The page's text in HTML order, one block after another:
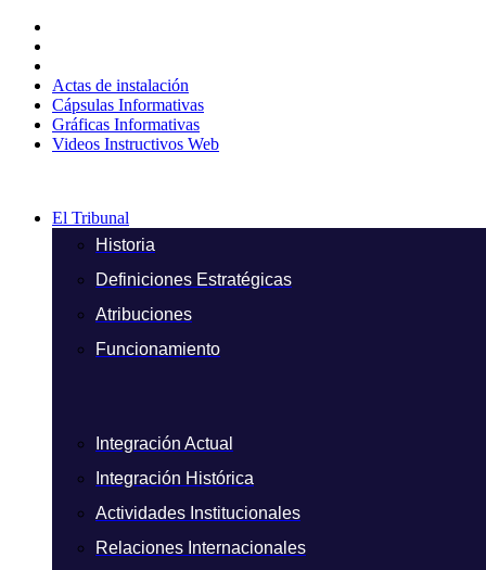
contenido
Actas de instalación
Cápsulas Informativas
Gráficas Informativas
Videos Instructivos Web
El Tribunal
Historia
Definiciones Estratégicas
Atribuciones
Funcionamiento
Integración Actual
Integración Histórica
Actividades Institucionales
Relaciones Internacionales